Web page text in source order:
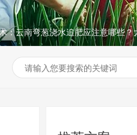
：云南弯葱浇水追肥应注意哪些